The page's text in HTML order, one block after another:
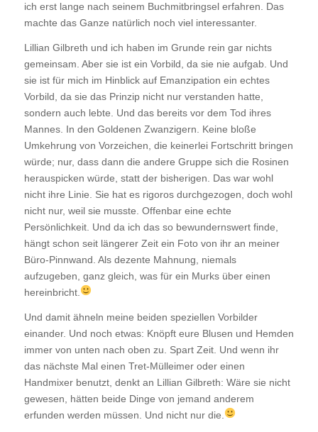
ich erst lange nach seinem Buchmitbringsel erfahren. Das
machte das Ganze natürlich noch viel interessanter.
Lillian Gilbreth und ich haben im Grunde rein gar nichts
gemeinsam. Aber sie ist ein Vorbild, da sie nie aufgab. Und
sie ist für mich im Hinblick auf Emanzipation ein echtes
Vorbild, da sie das Prinzip nicht nur verstanden hatte,
sondern auch lebte. Und das bereits vor dem Tod ihres
Mannes. In den Goldenen Zwanzigern. Keine bloße
Umkehrung von Vorzeichen, die keinerlei Fortschritt bringen
würde; nur, dass dann die andere Gruppe sich die Rosinen
herauspicken würde, statt der bisherigen. Das war wohl
nicht ihre Linie. Sie hat es rigoros durchgezogen, doch wohl
nicht nur, weil sie musste. Offenbar eine echte
Persönlichkeit. Und da ich das so bewundernswert finde,
hängt schon seit längerer Zeit ein Foto von ihr an meiner
Büro-Pinnwand. Als dezente Mahnung, niemals
aufzugeben, ganz gleich, was für ein Murks über einen
hereinbricht.
Und damit ähneln meine beiden speziellen Vorbilder
einander. Und noch etwas: Knöpft eure Blusen und Hemden
immer von unten nach oben zu. Spart Zeit. Und wenn ihr
das nächste Mal einen Tret-Mülleimer oder einen
Handmixer benutzt, denkt an Lillian Gilbreth: Wäre sie nicht
gewesen, hätten beide Dinge von jemand anderem
erfunden werden müssen. Und nicht nur die.